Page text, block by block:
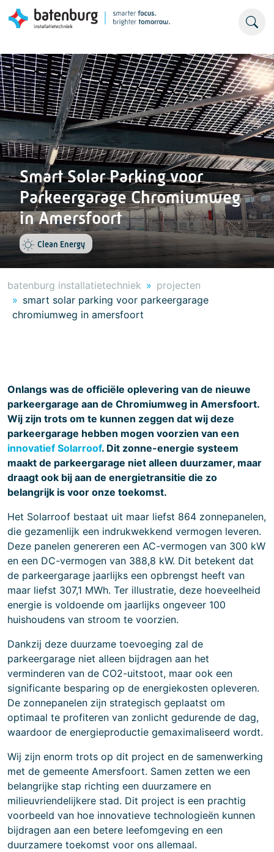
Smart Solar Parking voor
Parkeergarage Chromiumweg
in Amersfoort
Clean Energy
batenburg installatietechniek
projecten
smart solar parking voor parkeergarage
chromiumweg in amersfoort
Onlangs was de officiële oplevering van de nieuwe
parkeergarage aan de Chromiumweg in Amersfoort.
Wij zijn trots om te kunnen zeggen dat wij deze
parkeergarage hebben mogen voorzien van een
innovatief Solarroof. Dit zonne-energie systeem
maakt de parkeergarage niet alleen duurzamer, maar
draagt ook bij aan de energietransitie die zo
belangrijk is voor onze toekomst.
Het Solarroof bestaat uit maar liefst 864 zonnepanelen,
die gezamenlijk een indrukwekkend vermogen leveren.
Deze panelen genereren een AC-vermogen van 300 kW
en een DC-vermogen van 388,8 kW. Dit betekent dat
de parkeergarage jaarlijks een opbrengst heeft van
maar liefst 307,1 MWh. Ter illustratie, deze hoeveelheid
energie is voldoende om jaarlijks ongeveer 100
huishoudens van stroom te voorzien.
Dankzij deze duurzame toevoeging zal de
parkeergarage niet alleen bijdragen aan het
verminderen van de CO2-uitstoot, maar ook een
significante besparing op de energiekosten opleveren.
De zonnepanelen zijn strategisch geplaatst om
optimaal te profiteren van zonlicht gedurende de dag,
waardoor de energieproductie gemaximaliseerd wordt.
Wij zijn enorm trots op dit project en de samenwerking
met de gemeente Amersfoort. Samen zetten we een
belangrijke stap richting een duurzamere en
milieuvriendelijkere stad. Dit project is een prachtig
voorbeeld van hoe innovatieve technologieën kunnen
bijdragen aan een betere leefomgeving en een
duurzamere toekomst voor ons allemaal.